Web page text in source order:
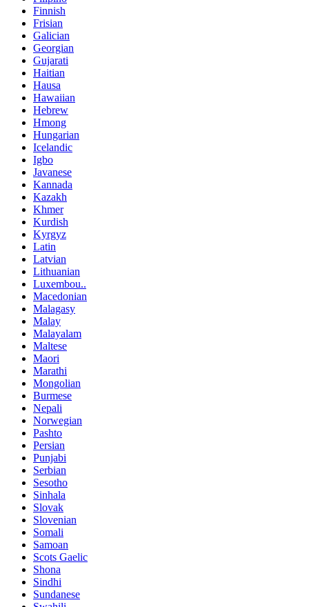
Finnish
Frisian
Galician
Georgian
Gujarati
Haitian
Hausa
Hawaiian
Hebrew
Hmong
Hungarian
Icelandic
Igbo
Javanese
Kannada
Kazakh
Khmer
Kurdish
Kyrgyz
Latin
Latvian
Lithuanian
Luxembou..
Macedonian
Malagasy
Malay
Malayalam
Maltese
Maori
Marathi
Mongolian
Burmese
Nepali
Norwegian
Pashto
Persian
Punjabi
Serbian
Sesotho
Sinhala
Slovak
Slovenian
Somali
Samoan
Scots Gaelic
Shona
Sindhi
Sundanese